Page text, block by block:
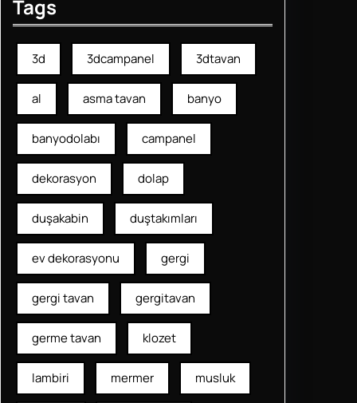
Tags
3d 3dcampanel 3dtavan
al asma tavan banyo
banyodolabı campanel
dekorasyon dolap
duşakabin duştakımları
ev dekorasyonu gergi
gergi tavan gergitavan
germe tavan klozet
lambiri mermer musluk